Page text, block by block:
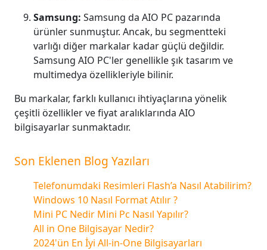
Samsung: Samsung da AIO PC pazarında
ürünler sunmuştur. Ancak, bu segmentteki
varlığı diğer markalar kadar güçlü değildir.
Samsung AIO PC'ler genellikle şık tasarım ve
multimedya özellikleriyle bilinir.
Bu markalar, farklı kullanıcı ihtiyaçlarına yönelik
çeşitli özellikler ve fiyat aralıklarında AIO
bilgisayarlar sunmaktadır.
Son Eklenen Blog Yazıları
Telefonumdaki Resimleri Flash’a Nasıl Atabilirim?
Windows 10 Nasıl Format Atılır ?
Mini PC Nedir Mini Pc Nasıl Yapılır?
All in One Bilgisayar Nedir?
2024'ün En İyi All-in-One Bilgisayarları